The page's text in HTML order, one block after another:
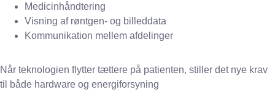
Medicinhåndtering
Visning af røntgen- og billeddata
Kommunikation mellem afdelinger
Når teknologien flytter tættere på patienten, stiller det nye krav
til både hardware og energiforsyning